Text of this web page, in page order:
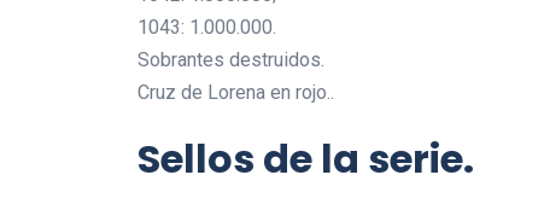
1043: 1.000.000.
Sobrantes destruidos.
Cruz de Lorena en rojo..
Sellos de la serie.